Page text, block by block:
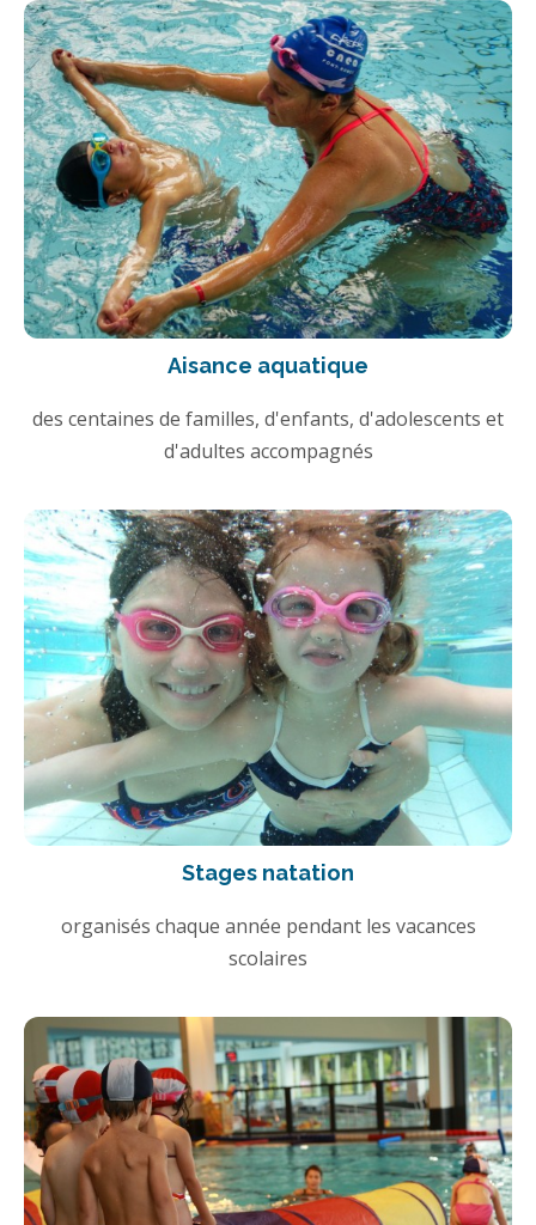
Aisance aquatique
des centaines de familles, d'enfants, d'adolescents et
d'adultes accompagnés
Stages natation
organisés chaque année pendant les vacances
scolaires